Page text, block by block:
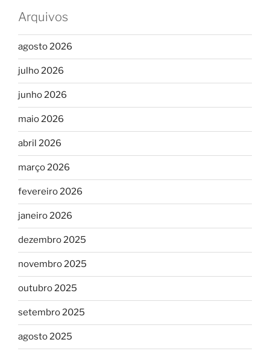
Arquivos
agosto 2026
julho 2026
junho 2026
maio 2026
abril 2026
março 2026
fevereiro 2026
janeiro 2026
dezembro 2025
novembro 2025
outubro 2025
setembro 2025
agosto 2025